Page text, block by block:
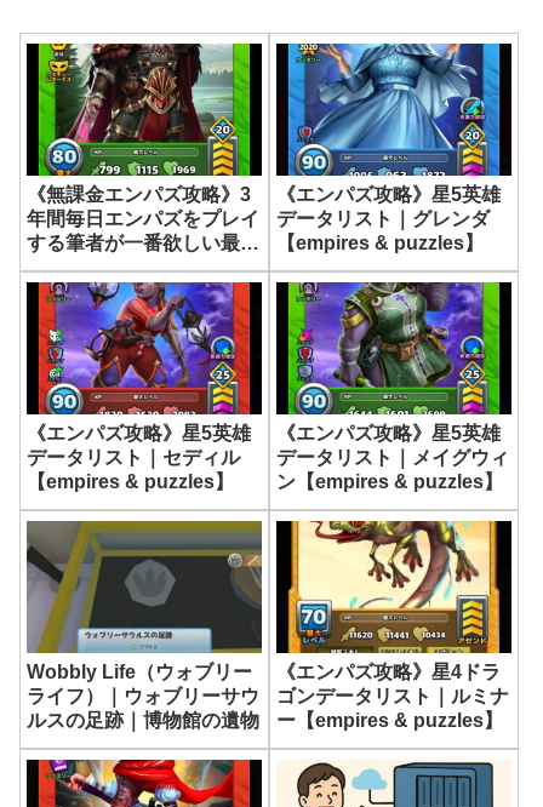
《無課金エンパズ攻略》3
年間毎日エンパズをプレイ
する筆者が一番欲しい最強
英雄はコレです【empires
& puzzles】
《エンパズ攻略》星5英雄
データリスト｜グレンダ
【empires & puzzles】
《エンパズ攻略》星5英雄
データリスト｜セディル
【empires & puzzles】
《エンパズ攻略》星5英雄
データリスト｜メイグウィ
ン【empires & puzzles】
Wobbly Life（ウォブリー
ライフ）｜ウォブリーサウ
ルスの足跡｜博物館の遺物
《エンパズ攻略》星4ドラ
ゴンデータリスト｜ルミナ
ー【empires & puzzles】